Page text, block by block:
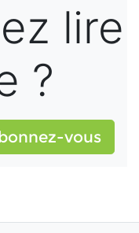
lire
?
vous